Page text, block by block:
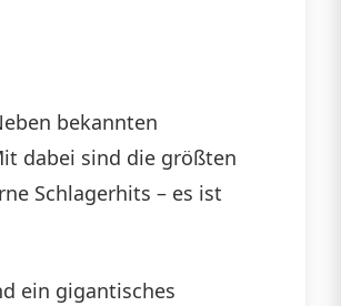
bekannten
dabei sind die größten
Schlagerhits – es ist
ein gigantisches